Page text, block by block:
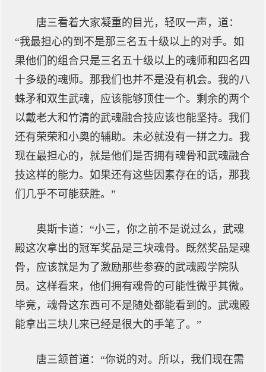
唐三看着大家凝重的目光，轻叹一声，道：
“我最担心的到不是那三名五十级以上的对手。如
果他们的组合只是三名五十级以上的魂师和四名四
十多级的魂师。那我们也并不是没有机会。我的八
蛛矛和双生武魂，应该能够顶住一个。剩余的两个
以戴老大和竹清的武魂融合技应该也能坚持。我们
还有荣荣和小奥的辅助。未必就没有一拼之力。我
现在最担心的，就是他们是否拥有魂骨和武魂融合
技这样的能力。如果还有这些因素存在的话，那我
们几乎不可能获胜。”
奥斯卡道：“小三，你之前不是说过么，武魂
殿这次拿出的冠军奖品是三块魂骨。既然奖品是魂
骨，应该就是为了激励那些参赛的武魂殿学院队
员。这样看来，他们拥有魂骨的可能性微乎其微。
毕竟，魂骨这东西可不是随处都能看到的。武魂殿
能拿出三块儿来已经是很大的手笔了。”
唐三颔首道：“你说的对。所以，我们现在需